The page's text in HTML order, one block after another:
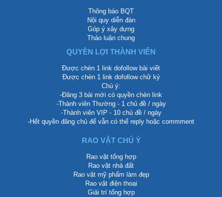
Thông báo BQT
Nội quy diễn đàn
Góp ý xây dựng
Thảo luận chung
QUYỀN LỢI THÀNH VIÊN
Được chèn 1 link dofollow bài viết
Được chèn 1 link dofollow chữ ký
Chú ý:
-Đăng 3 bài mới có quyền chèn link
-Thành viên Thường - 1 chủ đề / ngày
-Thành viên VIP - 10 chủ đề / ngày
-Hết quyền đăng chủ để vẫn có thể reply hoặc commment
RAO VẶT CHÚ Ý
Rao vặt tổng hợp
Rao vặt nhà đất
Rao vặt mỹ phẩm làm đẹp
Rao vặt điện thoại
Giải trí tổng hợp